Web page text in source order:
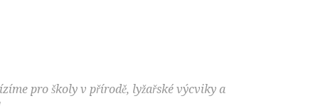
vyžití (vlastní vlek, půjčovna kol atd.)